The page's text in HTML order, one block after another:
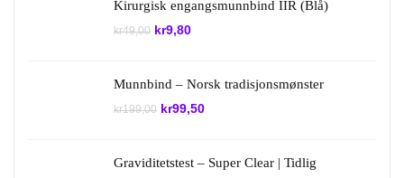
Kirurgisk engangsmunnbind IIR (Blå)
kr49,00 Opprinnelig
kr9,80Nåværende
Munnbind – Norsk tradisjonsmønster
kr199,00 Opprinnelig
kr99,50Nåværende
Graviditetstest – Super Clear | Tidlig